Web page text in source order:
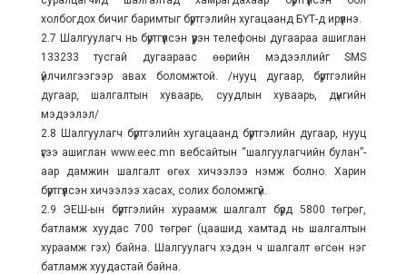
холбогдох бичиг баримтыг бүртгэлийн хугацаанд БҮТ-д ирүүлнэ.
2.7 Шалгуулагч нь бүртгүүлсэн үүрэн телефоны дугаараа ашиглан
133233 тусгай дугаараас өөрийн мэдээллийг SMS
үйлчилгээгээр авах боломжтой. /нууц дугаар, бүртгэлийн
дугаар, шалгалтын хуваарь, суудлын хуваарь, дүнгийн
мэдээлэл/
2.8 Шалгуулагч бүртгэлийн хугацаанд бүртгэлийн дугаар, нууц
үгээ ашиглан www.eec.mn вебсайтын “шалгуулагчийн булан”-
аар дамжин шалгалт өгөх хичээлээ нэмж болно. Харин
бүртгүүлсэн хичээлээ хасах, солих боломжгүй.
2.9 ЭЕШ-ын бүртгэлийн хураамж шалгалт бүрд 5800 төгрөг,
батламж хуудас 700 төгрөг (цаашид хамтад нь шалгалтын
хураамж гэх) байна. Шалгуулагч хэдэн ч шалгалт өгсөн нэг
батламж хуудастай байна.